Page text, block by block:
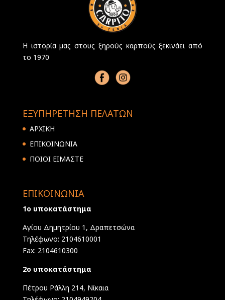
Η ιστορία μας στους ξηρούς καρπούς ξεκινάει από
το 1970
ΕΞΥΠΗΡΕΤΗΣΗ ΠΕΛΑΤΩΝ
ΑΡΧΙΚΗ
ΕΠΙΚΟΙΝΩΝΙΑ
ΠΟΙΟΙ ΕΙΜΑΣΤΕ
ΕΠΙΚΟΙΝΩΝΙΑ
1ο υποκατάστημα
Αγίου Δημητρίου 1, Δραπετσώνα
Τηλέφωνο: 2104610001
Fax: 2104610300
2ο υποκατάστημα
Πέτρου Ράλλη 214, Νίκαια